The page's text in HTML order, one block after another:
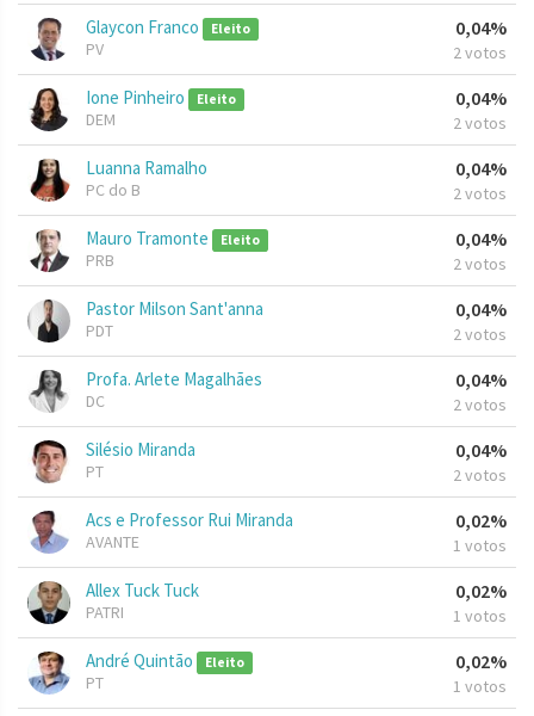
Glaycon Franco Eleito
PV
0,04%
2 votos
Ione Pinheiro Eleito
DEM
0,04%
2 votos
Luanna Ramalho
PC do B
0,04%
2 votos
Mauro Tramonte Eleito
PRB
0,04%
2 votos
Pastor Milson Sant'anna
PDT
0,04%
2 votos
Profa. Arlete Magalhães
DC
0,04%
2 votos
Silésio Miranda
PT
0,04%
2 votos
Acs e Professor Rui Miranda
AVANTE
0,02%
1 votos
Allex Tuck Tuck
PATRI
0,02%
1 votos
André Quintão Eleito
PT
0,02%
1 votos